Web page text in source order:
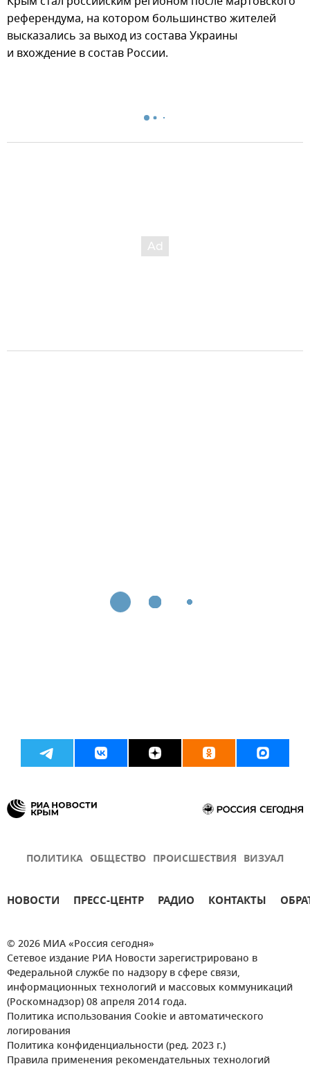
референдума, на котором большинство жителей
высказались за выход из состава Украины
и вхождение в состав России.
ПОЛИТИКА ОБЩЕСТВО ПРОИСШЕСТВИЯ ВИЗУАЛ
НОВОСТИ ПРЕСС-ЦЕНТР РАДИО КОНТАКТЫ
© 2026 МИА «Россия сегодня»
Сетевое издание РИА Новости зарегистрировано в
Федеральной службе по надзору в сфере связи,
информационных технологий и массовых коммуникаций
(Роскомнадзор) 08 апреля 2014 года.
Политика использования Cookie и автоматического
логирования
Политика конфиденциальности (ред. 2023 г.)
Правила применения рекомендательных технологий